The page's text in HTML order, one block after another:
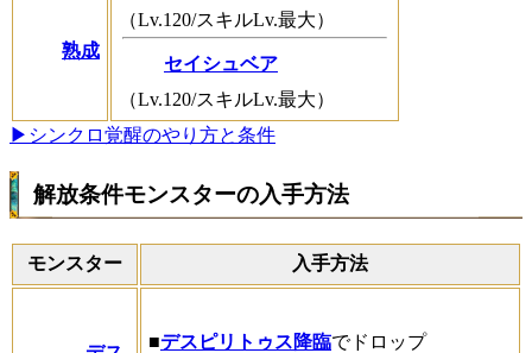
熟成
（Lv.120/スキルLv.最大）
セイシュベア
（Lv.120/スキルLv.最大）
▶シンクロ覚醒のやり方と条件
解放条件モンスターの入手方法
モンスター 入手方法
■デスピリトゥス降臨でドロップ